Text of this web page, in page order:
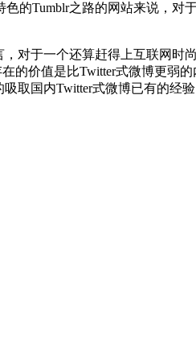
的Tumblr之路的网站来说，对
对于一个还算赶得上互联网时
的价值是比Twitter式微博更弱
取国内Twitter式微博已有的经验